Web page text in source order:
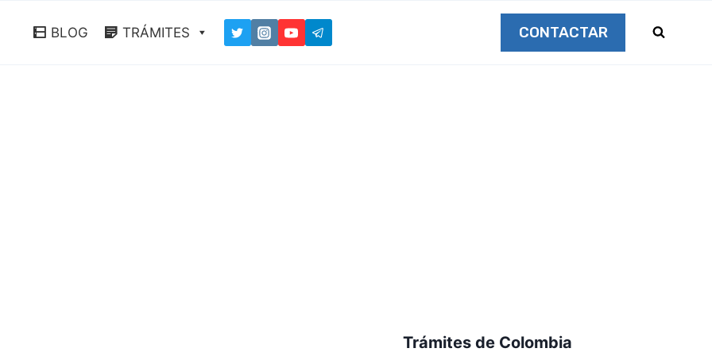
BLOG TRÁMITES CONTACTAR
Trámites de Colombia